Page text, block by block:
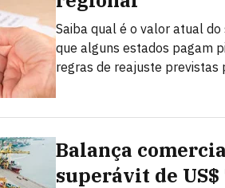
Saiba qual é o valor atual
que alguns estados pagam
regras de reajuste previstas
Balança
superávit de